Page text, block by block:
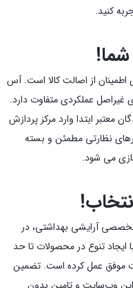
کنید.
شما!
اطمینان از اصالت کالا است. آس
غیراصل عملکردی متفاوت دارد.
معتبر ابتدا وارد مرکز پردازش
نظارتی مطمئن و بسته
می شود.
تخصصی آرایشی بهداشتی، در
ایجاد تنوع در محصولات تا حد
موفق عمل کرده است. تضمین
این وب‌سایت و تامین بدون